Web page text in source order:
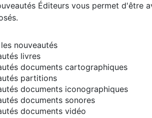
Éditeurs vous permet d'être
nouveautés
livres
documents cartographiques
partitions
documents iconographiques
documents sonores
documents vidéo